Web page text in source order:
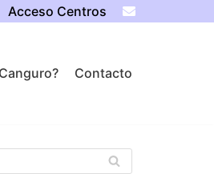
Acceso Centros
Contacto